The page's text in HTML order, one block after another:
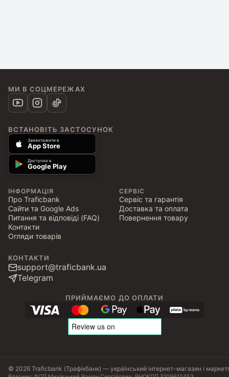
МИ В СОЦМЕРЕЖАХ
ВСТАНОВІТЬ ЗАСТОСУНОК
Завантажити в
App Store
Доступно в
Google Play
ІНФОРМАЦІЯ
Про Traficbank
Сайти та Google Ads
Питання та відповіді (FAQ)
Контакти
Огляди товарів
СЕРВІС
Сервіс та гарантія
Доставка та оплата
Повернення товару
КОНТАКТИ
support@traficbank.ua
Telegram
ПРИЙМАЄМО ДО ОПЛАТИ
© 2026 Traficbank (Трафікбанк) — український інтернет-магазин і